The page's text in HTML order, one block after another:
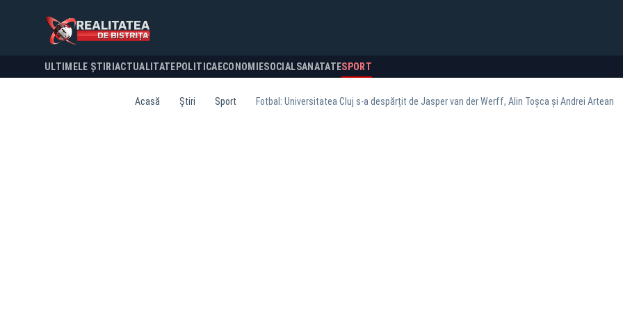
ULTIMELE ȘTIRI ACTUALITATE POLITICA ECONOMIESOCIALSANATATESPORT
Acasă Știri Sport Fotbal: Universitatea Cluj s-a despărțit de Jasper van der Werff, Alin Toșca și Andrei Artean